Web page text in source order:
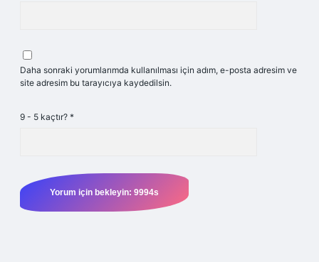
Daha sonraki yorumlarımda kullanılması için adım, e-posta adresim ve
site adresim bu tarayıcıya kaydedilsin.
9 - 5 kaçtır? *